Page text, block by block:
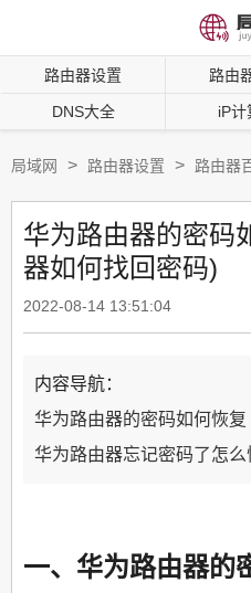
路由器设置 路由
DNS大全 iP计
局域网 > 路由器设置 > 路由器
华为路由器的密码
器如何找回密码)
2022-08-14 13:51:04
内容导航：
华为路由器的密码如何恢复
华为路由器忘记密码了怎
一、华为路由器的